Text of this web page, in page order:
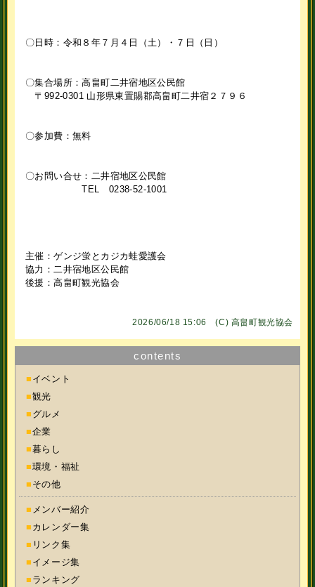
〇日時：令和８年７月４日（土）・７日（日）
〇集合場所：高畠町二井宿地区公民館
〒992-0301 山形県東置賜郡高畠町二井宿２７９６
〇参加費：無料
〇お問い合せ：二井宿地区公民館
TEL 0238-52-1001
主催：ゲンジ蛍とカジカ蛙愛護会
協力：二井宿地区公民館
後援：高畠町観光協会
2026/06/18 15:06 (C) 高畠町観光協会
contents
■ イベント
■観光
■ グルメ
■企業
■暮らし
■環境・福祉
■ その他
■ メンバー紹介
■ カレンダー集
■ リンク集
■ イメージ集
■ ランキング